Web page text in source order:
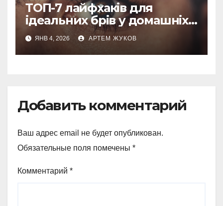
ТОП-7 лайфхаків для
ідеальних брів у домашніх
умовах
ЯНВ 4, 2026 АРТЕМ ЖУКОВ
Добавить комментарий
Ваш адрес email не будет опубликован.
Обязательные поля помечены *
Комментарий *